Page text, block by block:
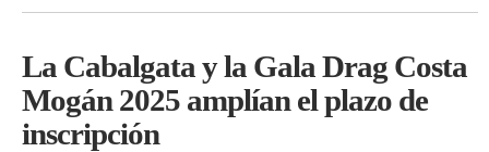
La Cabalgata y la Gala Drag Costa
Mogán 2025 amplían el plazo de
inscripción